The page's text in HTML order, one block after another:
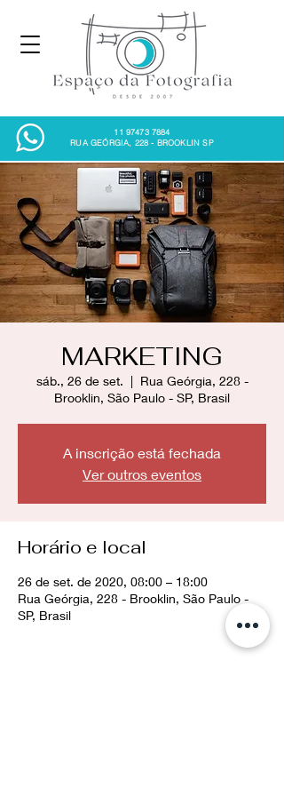
11 97473 7884
RUA GEÓRGIA, 228 - BROOKLIN SP
MARKETING
sáb., 26 de set.
  |
Rua Geórgia, 228 -
Brooklin, São Paulo - SP, Brasil
A inscrição está fechada
Ver outros eventos
Horário e local
26 de set. de 2020, 08:00 – 18:00
Rua Geórgia, 228 - Brooklin, São Paulo -
SP, Brasil